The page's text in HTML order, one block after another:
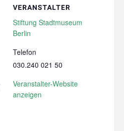
VERANSTALTER
Stiftung Stadtmuseum
Berlin
Telefon
030.240 021 50
Veranstalter-Website
anzeigen